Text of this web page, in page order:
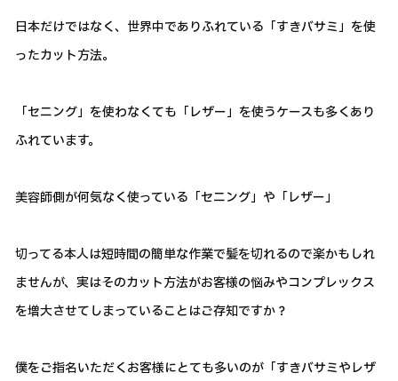
日本だけではなく、世界中でありふれている「すきバサミ」を使
ったカット方法。
「セニング」を使わなくても「レザー」を使うケースも多くあり
ふれています。
美容師側が何気なく使っている「セニング」や「レザー」
切ってる本人は短時間の簡単な作業で髪を切れるので楽かもしれ
ませんが、実はそのカット方法がお客様の悩みやコンプレックス
を増大させてしまっていることはご存知ですか？
僕をご指名いただくお客様にとても多いのが「すきバサミやレザ